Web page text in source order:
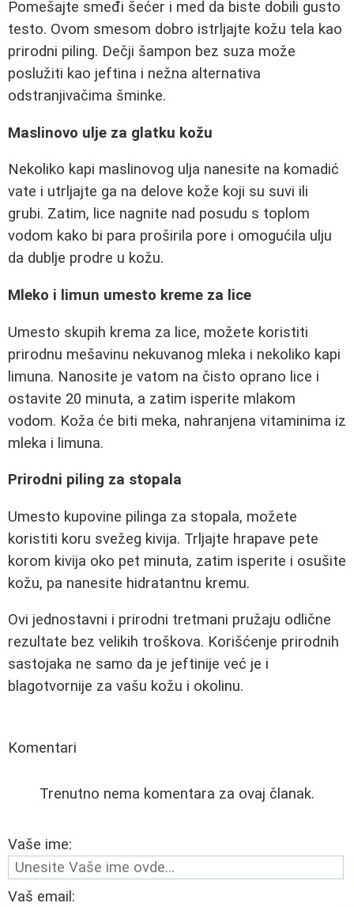
Pomešajte smeđi šećer i med da biste dobili gusto
testo. Ovom smesom dobro istrljajte kožu tela kao
prirodni piling. Dečji šampon bez suza može
poslužiti kao jeftina i nežna alternativa
odstranjivačima šminke.
Maslinovo ulje za glatku kožu
Nekoliko kapi maslinovog ulja nanesite na komadić
vate i utrljajte ga na delove kože koji su suvi ili
grubi. Zatim, lice nagnite nad posudu s toplom
vodom kako bi para proširila pore i omogućila ulju
da dublje prodre u kožu.
Mleko i limun umesto kreme za lice
Umesto skupih krema za lice, možete koristiti
prirodnu mešavinu nekuvanog mleka i nekoliko kapi
limuna. Nanosite je vatom na čisto oprano lice i
ostavite 20 minuta, a zatim isperite mlakom
vodom. Koža će biti meka, nahranjena vitaminima iz
mleka i limuna.
Prirodni piling za stopala
Umesto kupovine pilinga za stopala, možete
koristiti koru svežeg kivija. Trljajte hrapave pete
korom kivija oko pet minuta, zatim isperite i osušite
kožu, pa nanesite hidratantnu kremu.
Ovi jednostavni i prirodni tretmani pružaju odlične
rezultate bez velikih troškova. Korišćenje prirodnih
sastojaka ne samo da je jeftinije već je i
blagotvornije za vašu kožu i okolinu.
Komentari
Trenutno nema komentara za ovaj članak.
Vaše ime:
Vaš email: